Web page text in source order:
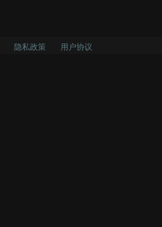
隐私政策 用户协议